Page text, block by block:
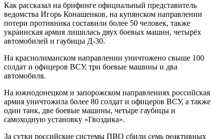
Как рассказал на брифинге официальный представитель
ведомства Игорь Конашенков, на купянском направлении
потери противника составили более 50 человек, также
украинская армия лишилась двух боевых машин, четырёх
автомобилей и гаубицы Д-30.
На краснолиманском направлении уничтожено свыше 100
солдат и офицеров ВСУ, три боевые машины и два
автомобиля.
На южнодонецком и запорожском направлениях российская
армия уничтожила более 80 солдат и офицеров ВСУ, а также
один танк, две боевые машины, четыре гаубицы и
самоходную установку «Гвоздика».
За сутки российские системы ПВО сбили семь реактивных